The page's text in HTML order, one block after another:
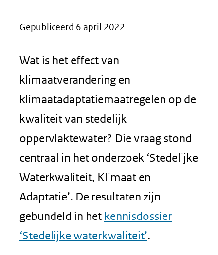
Gepubliceerd 6 april 2022
Wat is het effect van
klimaatverandering en
klimaatadaptatiemaatregelen op de
kwaliteit van stedelijk
oppervlaktewater? Die vraag stond
centraal in het onderzoek ‘Stedelijke
Waterkwaliteit, Klimaat en
Adaptatie’. De resultaten zijn
gebundeld in het kennisdossier
‘Stedelijke waterkwaliteit’.